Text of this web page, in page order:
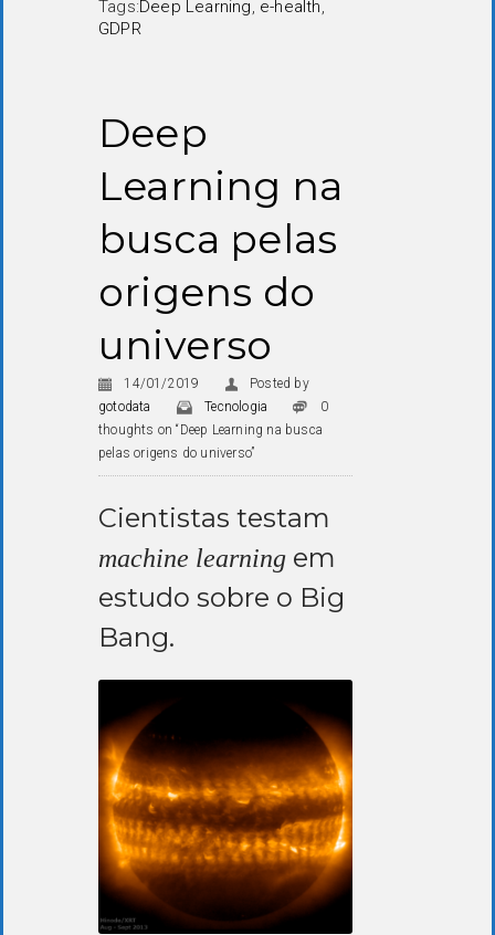
Tags:Deep Learning, e-health,
GDPR
Deep
Learning na
busca pelas
origens do
universo
14/01/2019
Posted by
gotodata
Tecnologia
0
thoughts on “Deep Learning na busca
pelas origens do universo”
Cientistas testam
machine learning em
estudo sobre o Big
Bang.